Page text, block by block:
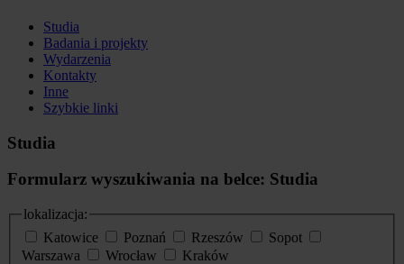
Studia
Badania i projekty
Wydarzenia
Kontakty
Inne
Szybkie linki
Studia
Formularz wyszukiwania na belce: Studia
lokalizacja:
Katowice
Poznań Rzeszów
Sopot
Warszawa
Wrocław
Kraków